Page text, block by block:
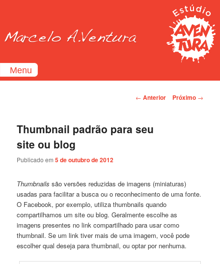
Menu
Quadrinhos
Web.Design
Contato
Navegação de Posts
← Anterior Próximo →
Thumbnail padrão para seu
site ou blog
Publicado em5 de outubro de 2012
Thumbnails são versões reduzidas de imagens (miniaturas)
usadas para facilitar a busca ou o reconhecimento de uma fonte.
O Facebook, por exemplo, utiliza thumbnails quando
compartilhamos um site ou blog. Geralmente escolhe as
imagens presentes no link compartilhado para usar como
thumbnail. Se um link tiver mais de uma imagem, você pode
escolher qual deseja para thumbnail, ou optar por nenhuma.